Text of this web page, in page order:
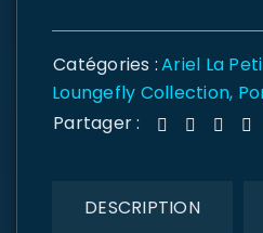
Catégories :Ariel La
Loungefly Collection,
Partager :
DESCRIPTION